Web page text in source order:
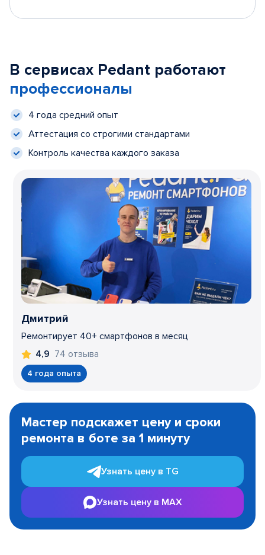
В сервисах Pedant работают
профессионалы
4 года средний опыт
Аттестация со строгими стандартами
Контроль качества каждого заказа
Дмитрий
Ремонтирует 40+ смартфонов в месяц
4,9 74 отзыва
4 года опыта
1
Мастер подскажет цену и сроки
ремонта в боте за 1 минуту
Узнать цену в TG
Узнать цену в MAX